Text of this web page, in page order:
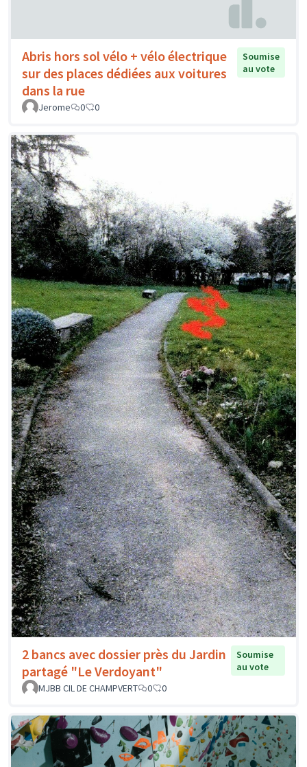
Abris hors sol vélo + vélo électrique
sur des places dédiées aux voitures
dans la rue
Soumise
au vote
Jerome 0 0
2 bancs avec dossier près du Jardin
partagé "Le Verdoyant"
Soumise
au vote
MJBB CIL DE CHAMPVERT
0 0